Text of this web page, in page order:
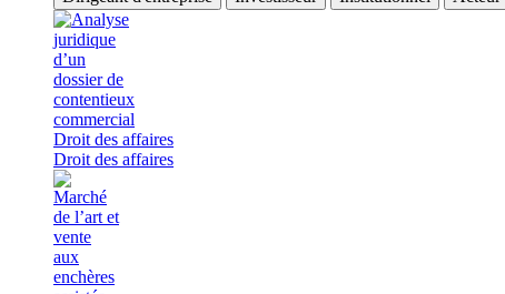
Droit des affaires
Droit des affaires